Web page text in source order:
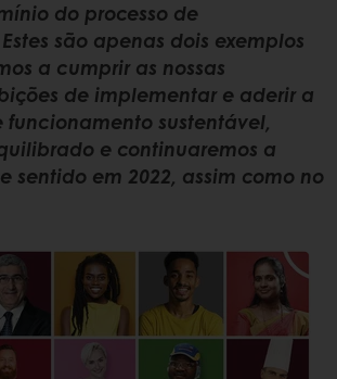
do processo de
são apenas dois exemplos
a cumprir as nossas
de implementar e aderir a
sustentável,
e continuaremos a
sentido em 2022, assim como no